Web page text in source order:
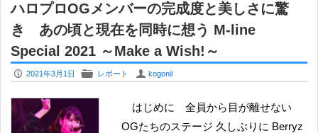
ハロプロOGメンバーの完成度と美しさに驚
き あの頃と現在を同時に想う M-line
Special 2021 ～Make a Wish!～
P 2021年3月1日 F レポート U kogonil
はじめに 全員から目が離せない
OGたちのステージ 久しぶりに Berryz